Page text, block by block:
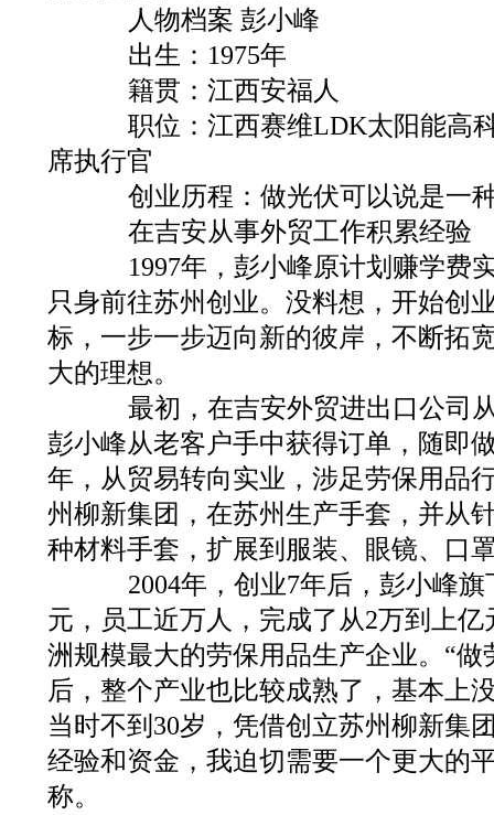
人物档案 彭小峰
出生：1975年
籍贯：江西安福人
职位：江西赛维LDK太阳能高
席执行官
创业历程：做光伏可以说是一
在吉安从事外贸工作积累经验
1997年，彭小峰原计划赚学费
只身前往苏州创业。没料想，开始创
标，一步一步迈向新的彼岸，不断拓
大的理想。
最初，在吉安外贸进出口公司从
彭小峰从老客户手中获得订单，随即
年，从贸易转向实业，涉足劳保用品
州柳新集团，在苏州生产手套，并从
种材料手套，扩展到服装、眼镜、口
2004年，创业7年后，彭小峰旗
元，员工近万人，完成了从2万到上
洲规模最大的劳保用品生产企业。“
后，整个产业也比较成熟了，基本上
当时不到30岁，凭借创立苏州柳新集
经验和资金，我迫切需要一个更大的
称。